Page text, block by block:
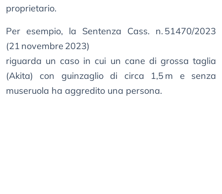
proprietario.
Per esempio, la Sentenza Cass. n. 51470/2023
(21 novembre 2023)
riguarda un caso in cui un cane di grossa taglia
(Akita) con guinzaglio di circa 1,5 m e senza
museruola ha aggredito una persona.